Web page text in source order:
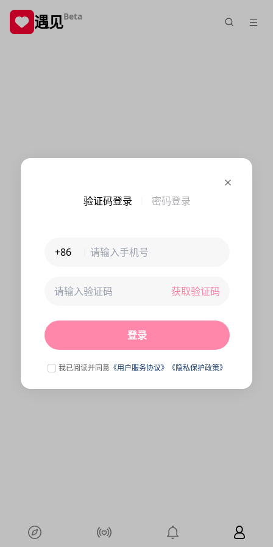
验证码登录 密码登录
+86
获取验证码
登录
我已阅读并同意 《用户服务协议》 《隐私保护政策》
遇见Beta
未连接到服务器,刷新一下试试